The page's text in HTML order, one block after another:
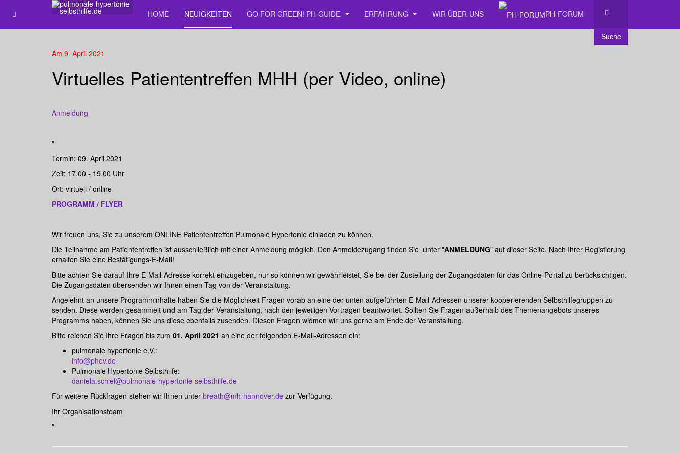
Suche
HOME NEUIGKEITEN GO FOR GREEN! PH-GUIDE ERFAHRUNG WIR ÜBER UNS PH-FORUM
Am 9. April 2021
Virtuelles Patiententreffen MHH (per Video, online)
Anmeldung
"
Termin: 09. April 2021
Zeit: 17.00 - 19.00 Uhr
Ort: virtuell / online
PROGRAMM / FLYER
Wir freuen uns, Sie zu unserem ONLINE Patiententreffen Pulmonale Hypertonie einladen zu können.
Die Teilnahme am Patiententreffen ist ausschließlich mit einer Anmeldung möglich. Den Anmeldezugang finden Sie unter "ANMELDUNG" auf dieser Seite. Nach Ihrer Registierung
erhalten Sie eine Bestätigungs-E-Mail!
Bitte achten Sie darauf Ihre E-Mail-Adresse korrekt einzugeben, nur so können wir gewährleistet, Sie bei der Zustellung der Zugangsdaten für das Online-Portal zu berücksichtigen.
Die Zugangsdaten übersenden wir Ihnen einen Tag von der Veranstaltung.
Angelehnt an unsere Programminhalte haben Sie die Möglichkeit Fragen vorab an eine der unten aufgeführten E-Mail-Adressen unserer kooperierenden Selbsthilfegruppen zu
senden. Diese werden gesammelt und am Tag der Veranstaltung, nach den jeweiligen Vorträgen beantwortet. Sollten Sie Fragen außerhalb des Themenangebots unseres
Programms haben, können Sie uns diese ebenfalls zusenden. Diesen Fragen widmen wir uns gerne am Ende der Veranstaltung.
Bitte reichen Sie Ihre Fragen bis zum 01. April 2021 an eine der folgenden E-Mail-Adressen ein:
pulmonale hypertonie e.V.:
info@phev.de
Pulmonale Hypertonie Selbsthilfe:
daniela.schiel@pulmonale-hypertonie-selbsthilfe.de
Für weitere Rückfragen stehen wir Ihnen unter breath@mh-hannover.de zur Verfügung.
Ihr Organisationsteam
"